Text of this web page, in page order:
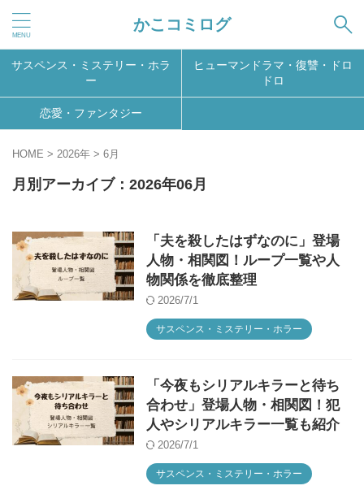
かこコミログ
サスペンス・ミステリー・ホラ
ー
ヒューマンドラマ・復讐・ドロ
ドロ
恋愛・ファンタジー
HOME > 2026年 > 6月
月別アーカイブ：2026年06月
「夫を殺したはずなのに」登場
人物・相関図！ループ一覧や人
物関係を徹底整理
2026/7/1
サスペンス・ミステリー・ホラー
「今夜もシリアルキラーと待ち
合わせ」登場人物・相関図！犯
人やシリアルキラー一覧も紹介
2026/7/1
サスペンス・ミステリー・ホラー